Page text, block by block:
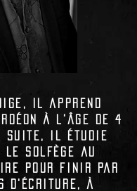
il apprend
à l'âge de 4
suite, il étudie
le solfège au
pour finir par
d'écriture, à